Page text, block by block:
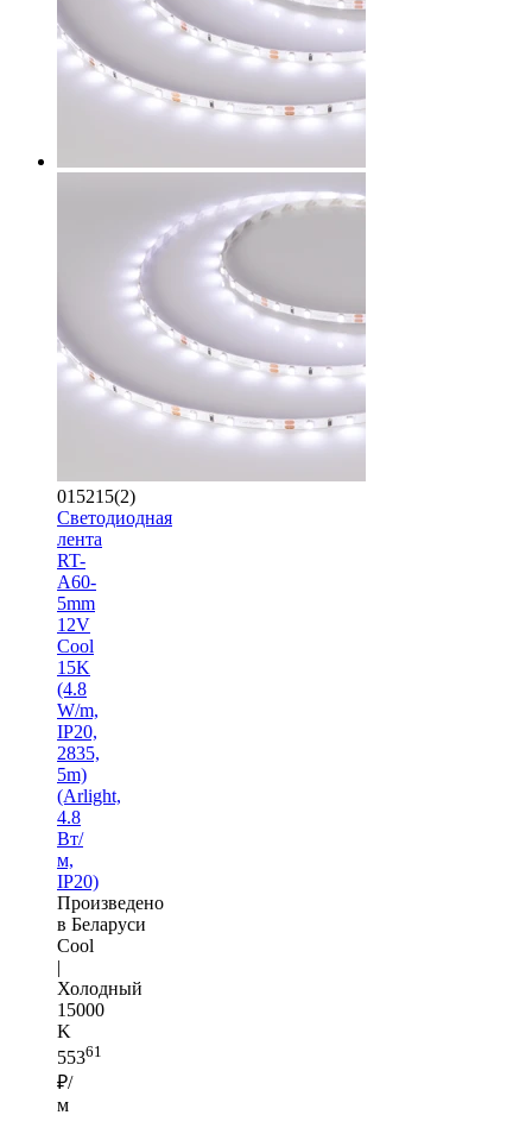
015215(2)
Светодиодная
лента
RT-
A60-
5mm
12V
Cool
15K
(4.8
W/m,
IP20,
2835,
5m)
(Arlight,
4.8
Вт/
м,
IP20)
Произведено
в Беларуси
Cool
|
Холодный
15000
K
55361
₽/
м